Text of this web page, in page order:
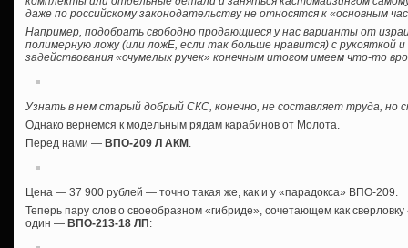
даже по российскому законодательству не относятся к «основным
Например, подобрать свободно продающиеся у нас варианты от
полимерную ложу (или ложЕ, если так больше нравится) с рукояткой
задействования «очумелых ручек» конечным итогом имеем что-то
Узнать в нем старый добрый СКС, конечно, не составляет труда, но
Однако вернемся к модельным рядам карабинов от Молота.
Перед нами — ВПО-209 Л АКМ .
Цена — 37 900 рублей — точно такая же, как и у «парадокса» ВПО-209.
Теперь пару слов о своеобразном «гибриде», сочетающем как
один — ВПО-213-18 ЛП :